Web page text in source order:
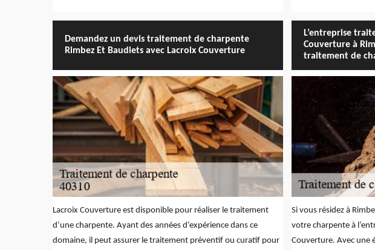
Demandez un devis traitement de charpente
Rimbez Et Baudiets avec Lacroix Couverture
Lacroix Couverture est disponible pour réaliser le traitement
d’une charpente. Ayant des années d’expérience dans ce
domaine, il peut assurer le traitement préventif ou curatif pour
L’entreprise
Couverture à
traitement de
Si vous résidez à
votre charpente à
Couverture. Avec une